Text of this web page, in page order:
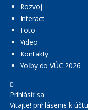
Rozvoj
Interact
Foto
Video
Kontakty
Voľby do VÚC 2026
Prihlásiť sa
Vitajte! prihlásenie k účtu